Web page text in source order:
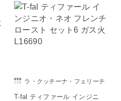
ラ・クッチーナ・フェリーチ
T-fal ティファール インジニ